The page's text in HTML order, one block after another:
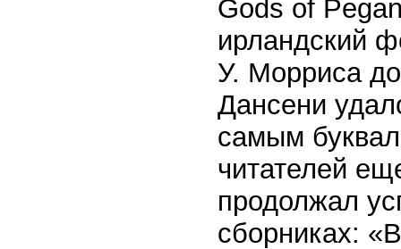
Gods of
ирландский
У. Морриса
Дансени
самым
читателей
продолжал
сборниках: